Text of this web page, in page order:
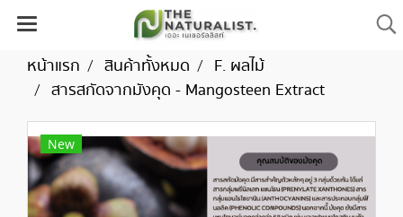
หน้าแรก สินค้าทั้งหมด
F. ผลไม้
สารสกัดจากมังคุด - Mangosteen Extract
New